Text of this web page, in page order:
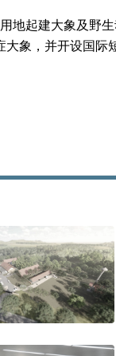
地起建大象及野
象，并开设国际